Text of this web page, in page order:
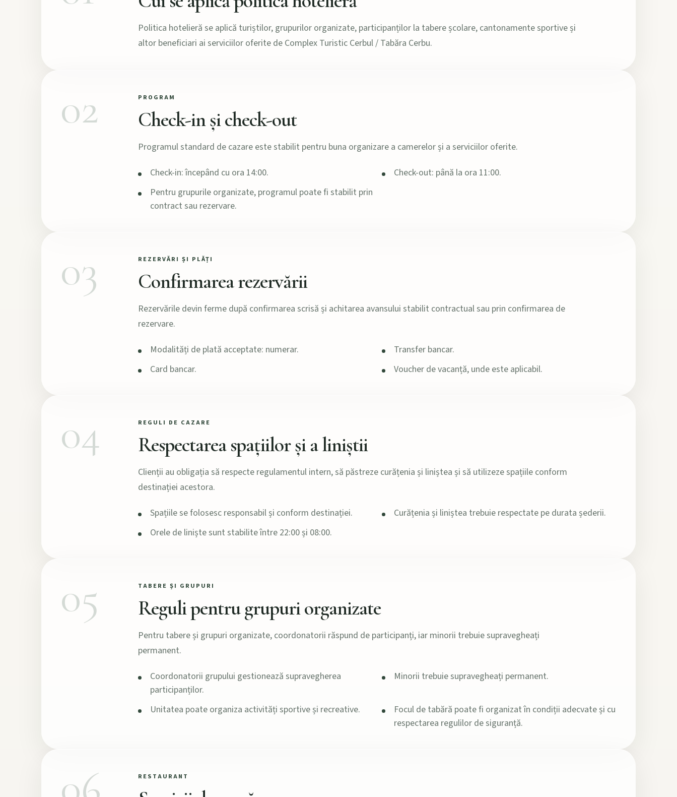
Politica hotelieră se aplică turiștilor, grupurilor organizate, participanților la tabere școlare, cantonamente sportive și
altor beneficiari ai serviciilor oferite de Complex Turistic Cerbul / Tabăra Cerbu.
02 PROGRAM
Check-in și check-out
Programul standard de cazare este stabilit pentru buna organizare a camerelor și a serviciilor oferite.
Check-in: începând cu ora 14:00.
Check-out: până la ora 11:00.
Pentru grupurile organizate, programul poate fi stabilit prin
contract sau rezervare.
03 REZERVĂRI ȘI PLĂȚI
Confirmarea rezervării
Rezervările devin ferme după confirmarea scrisă și achitarea avansului stabilit contractual sau prin confirmarea de
rezervare.
Modalități de plată acceptate: numerar.
Transfer bancar.
Card bancar.
Voucher de vacanță, unde este aplicabil.
04 REGULI DE CAZARE
Respectarea spațiilor și a liniștii
Clienții au obligația să respecte regulamentul intern, să păstreze curățenia și liniștea și să utilizeze spațiile conform
destinației acestora.
Spațiile se folosesc responsabil și conform destinației.
Curățenia și liniștea trebuie respectate pe durata șederii.
Orele de liniște sunt stabilite între 22:00 și 08:00.
05 TABERE ȘI GRUPURI
Reguli pentru grupuri organizate
Pentru tabere și grupuri organizate, coordonatorii răspund de participanți, iar minorii trebuie supravegheați
permanent.
Coordonatorii grupului gestionează supravegherea
participanților.
Minorii trebuie supravegheați permanent.
Unitatea poate organiza activități sportive și recreative.
Focul de tabără poate fi organizat în condiții adecvate și cu
respectarea regulilor de siguranță.
RESTAURANT